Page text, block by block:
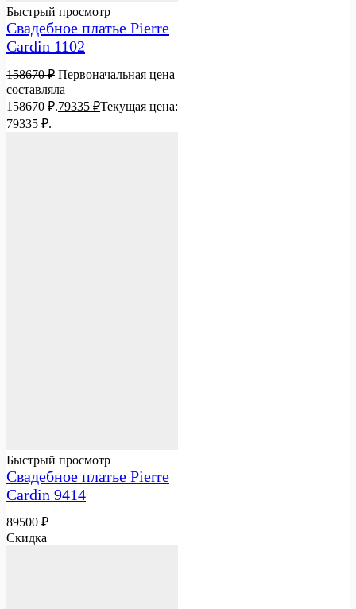
Быстрый просмотр
Свадебное платье Pierre
Cardin 1102
158670₽ Первоначальная цена
составляла
158670 ₽.79335 ₽Текущая цена:
79335 ₽.
Быстрый просмотр
Свадебное платье Pierre
Cardin 9414
89500 ₽
Скидка